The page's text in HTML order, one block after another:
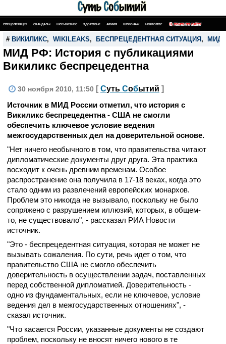
СПЕЦОПЕРАЦИЯ СКАНДАЛЫ ШОУ-БИЗНЕС ЗДОРОВЬЕ АРМИЯ ШПИОНАЖ НЕКРОЛОГ ПОИСК ПО САЙТУ
# ВИКИЛИКС, WIKILEAKS, БЕСПРЕЦЕДЕНТНАЯ СИТУАЦИЯ , МИД
МИД РФ: История с публикациями
Викиликс беспрецедентна
30 ноября 2010, 11:50 [ Суть Событий ]
Источник в МИД России отметил, что история с
Викиликс беспрецедентна - США не смогли
обеспечить ключевое условие ведения
межгосударственных дел на доверительной основе.
"Нет ничего необычного в том, что правительства читают
дипломатические документы друг друга. Эта практика
восходит к очень древним временам. Особое
распространение она получила в 17-18 веках, когда это
стало одним из развлечений европейских монархов.
Проблем это никогда не вызывало, поскольку не было
сопряжено с разрушением иллюзий, которых, в общем-
то, не существовало", - рассказал РИА Новости
источник.
"Это - беспрецедентная ситуация, которая не может не
вызывать сожаления. По сути, речь идет о том, что
правительство США не смогло обеспечить
доверительность в осуществлении задач, поставленных
перед собственной дипломатией. Доверительность -
одно из фундаментальных, если не ключевое, условие
ведения дел в межгосударственных отношениях", -
сказал источник.
"Что касается России, указанные документы не создают
проблем, поскольку не вносят ничего нового в те